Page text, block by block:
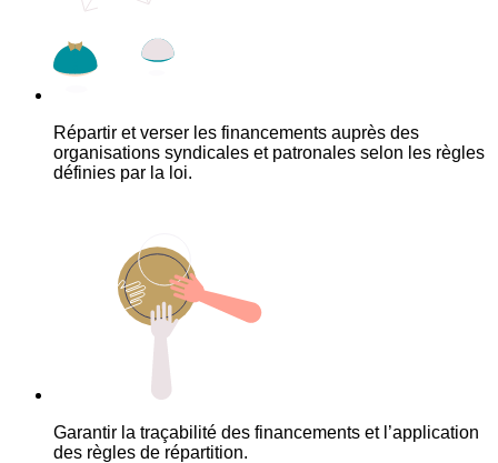
Répartir et verser les financements auprès des
organisations syndicales et patronales selon les règles
définies par la loi.
Garantir la traçabilité des financements et l’application
des règles de répartition.